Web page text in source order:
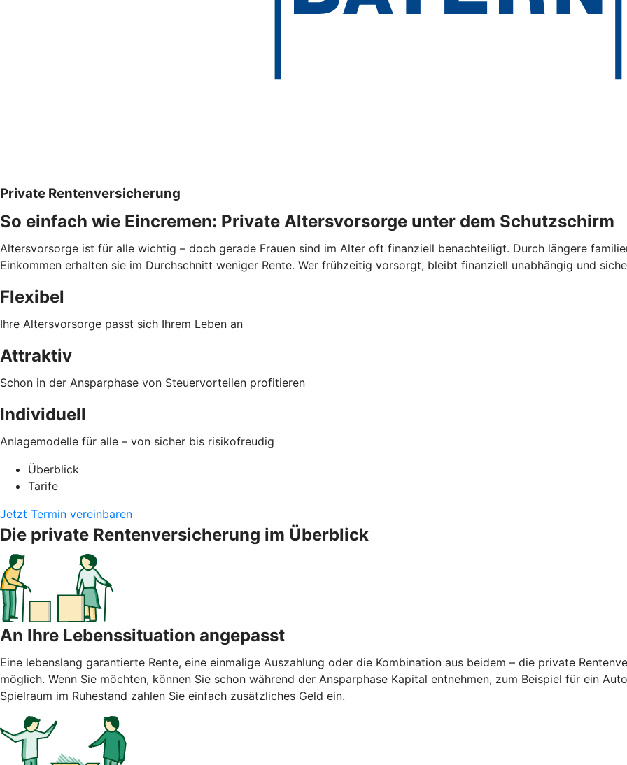
Private Rentenversicherung
So einfach wie Eincremen: Private Altersvorsorge unter dem Schutzschirm
Altersvorsorge ist für alle wichtig – doch gerade Frauen sind im Alter oft finanziell benachteiligt. Durch längere
Einkommen erhalten sie im Durchschnitt weniger Rente. Wer frühzeitig vorsorgt, bleibt finanziell unabhängig und
Flexibel
Ihre Altersvorsorge passt sich Ihrem Leben an
Attraktiv
Schon in der Ansparphase von Steuervorteilen profitieren
Individuell
Anlagemodelle für alle – von sicher bis risikofreudig
Überblick
Tarife
Jetzt Termin vereinbaren
Die private Rentenversicherung im Überblick
An Ihre Lebenssituation angepasst
Eine lebenslang garantierte Rente, eine einmalige Auszahlung oder die Kombination aus beidem – die private
möglich. Wenn Sie möchten, können Sie schon während der Ansparphase Kapital entnehmen, zum Beispiel für ein
Spielraum im Ruhestand zahlen Sie einfach zusätzliches Geld ein.